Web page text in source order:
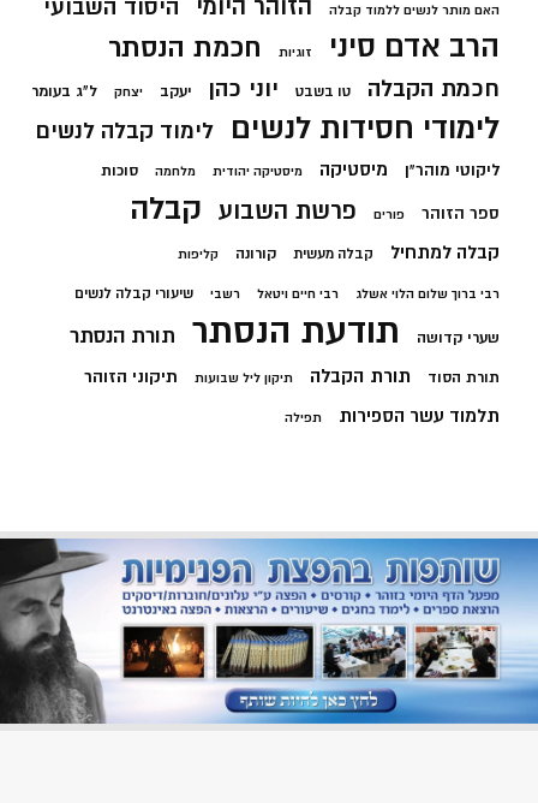
האם מותר לנשים ללמוד קבלה הזוהר היומי היסוד השבועי
הרב אדם סיני זוגיות חכמת הנסתר
חכמת הקבלה טו בשבט יוני כהן יעקב יצחק ל"ג בעומר
לימודי חסידות לנשים לימוד קבלה לנשים
ליקוטי מוהר"ן מיסטיקה מיסטיקה יהודית מלחמה סוכות
ספר הזוהר פורים פרשת השבוע קבלה
קבלה למתחיל קבלה מעשית קורונה קליפות
רבי ברוך שלום הלוי אשלג רבי חיים ויטאל רשבי שיעורי קבלה לנשים
שערי קדושה תודעת הנסתר תורת הנסתר
תורת הסוד תורת הקבלה תיקון ליל שבועות תיקוני הזוהר
תלמוד עשר הספירות תפילה